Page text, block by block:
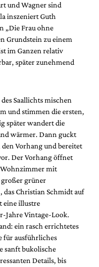
und Wagner sind
inszeniert Guth
„Die Frau ohne
Grundstein zu einem
im Ganzen relativ
später zunehmend
Saallichts mischen
und stimmen die ersten,
später wandert die
wärmer. Dann guckt
Vorhang und bereitet
Der Vorhang öffnet
mit
grüner
Christian Schmidt auf
eine illustre
Jahre Vintage-Look.
ein rasch errichtetes
für ausführliches
sanft bukolische
Details, bis